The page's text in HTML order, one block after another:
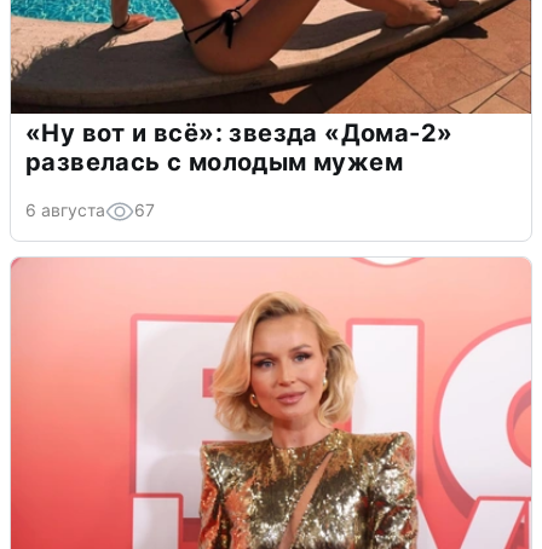
«Ну вот и всё»: звезда «Дома-2»
развелась с молодым мужем
6 августа 67